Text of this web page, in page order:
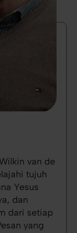
van de
tujuh
Yesus
dan
dari setiap
yang